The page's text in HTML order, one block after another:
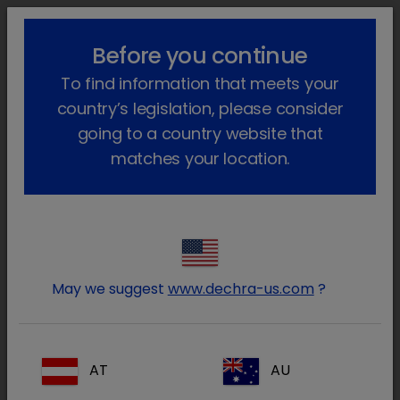
lock_outline search menu
Produtos
Farmacêutico
Cães e gatos
Só com receita veterinária
Comfortan
Voltar atrás
Semfortan
Before you continue
To find information that meets your
country’s legislation, please consider
going to a country website that
matches your location.
May we suggest www.dechra-us.com ?
AT AU